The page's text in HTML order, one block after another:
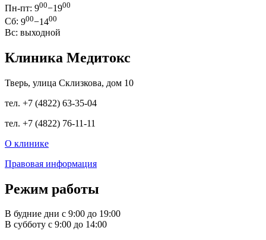
Пн-пт: 900−1900
Сб: 900−1400
Вс: выходной
Клиника Медитокс
Тверь, улица Склизкова, дом 10
тел. +7 (4822) 63-35-04
тел. +7 (4822) 76-11-11
О клинике
Правовая информация
Режим работы
В будние дни с 9:00 до 19:00
В субботу с 9:00 до 14:00